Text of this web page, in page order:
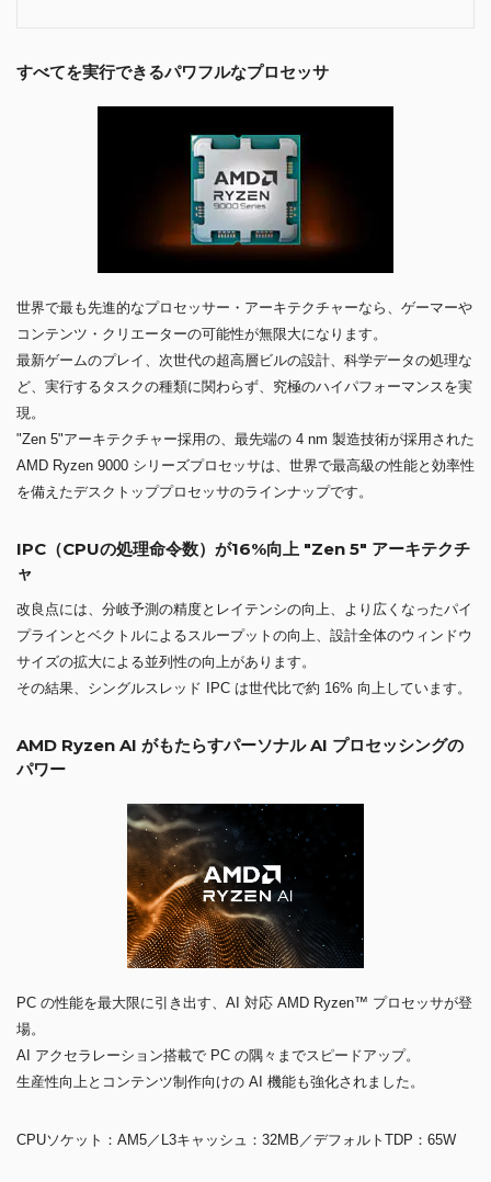
すべてを実行できるパワフルなプロセッサ
世界で最も先進的なプロセッサー・アーキテクチャーなら、ゲーマーや
コンテンツ・クリエーターの可能性が無限大になります。
最新ゲームのプレイ、次世代の超高層ビルの設計、科学データの処理な
ど、実行するタスクの種類に関わらず、究極のハイパフォーマンスを実
現。
"Zen 5"アーキテクチャー採用の、最先端の 4 nm 製造技術が採用された
AMD Ryzen 9000 シリーズプロセッサは、世界で最高級の性能と効率性
を備えたデスクトッププロセッサのラインナップです。
IPC（CPUの処理命令数）が16%向上 "Zen 5" アーキテクチ
ャ
改良点には、分岐予測の精度とレイテンシの向上、より広くなったパイ
プラインとベクトルによるスループットの向上、設計全体のウィンドウ
サイズの拡大による並列性の向上があります。
その結果、シングルスレッド IPC は世代比で約 16% 向上しています。
AMD Ryzen AI がもたらすパーソナル AI プロセッシングの
パワー
PC の性能を最大限に引き出す、AI 対応 AMD Ryzen™ プロセッサが登
場。
AI アクセラレーション搭載で PC の隅々までスピードアップ。
生産性向上とコンテンツ制作向けの AI 機能も強化されました。
CPUソケット：AM5／L3キャッシュ：32MB／デフォルトTDP：65W